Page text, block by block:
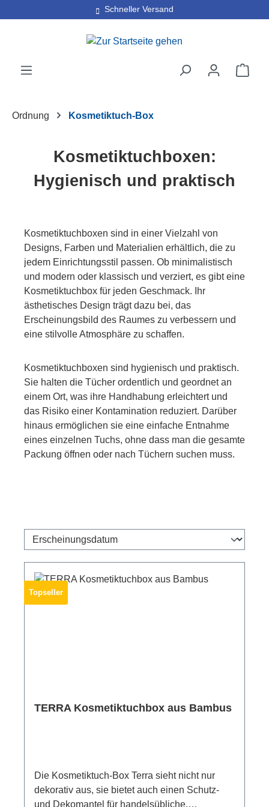
Zum Hauptinhalt springenSchneller Versand
Ordnung Kosmetiktuch-Box
Kosmetiktuchboxen:
Hygienisch und praktisch
Kosmetiktuchboxen sind in einer Vielzahl von
Designs, Farben und Materialien erhältlich, die zu
jedem Einrichtungsstil passen. Ob minimalistisch
und modern oder klassisch und verziert, es gibt eine
Kosmetiktuchbox für jeden Geschmack. Ihr
ästhetisches Design trägt dazu bei, das
Erscheinungsbild des Raumes zu verbessern und
eine stilvolle Atmosphäre zu schaffen.
Kosmetiktuchboxen sind hygienisch und praktisch.
Sie halten die Tücher ordentlich und geordnet an
einem Ort, was ihre Handhabung erleichtert und
das Risiko einer Kontamination reduziert. Darüber
hinaus ermöglichen sie eine einfache Entnahme
eines einzelnen Tuchs, ohne dass man die gesamte
Packung öffnen oder nach Tüchern suchen muss.
Topseller
TERRA Kosmetiktuchbox aus Bambus
Die Kosmetiktuch-Box Terra sieht nicht nur
dekorativ aus, sie bietet auch einen Schutz-
und Dekomantel für handelsübliche,